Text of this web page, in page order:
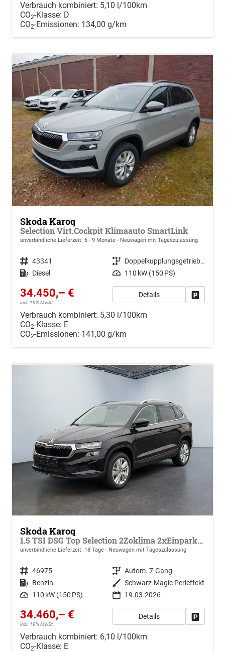
Verbrauch kombiniert: 5,10 l/100km
CO2-Klasse: D
CO2-Emissionen: 134,00 g/km
Skoda Karoq
Selection Virt.Cockpit Klimaauto SmartLink
unverbindliche Lieferzeit: 6 - 9 Monate Neuwagen mit Tageszulassung
Fahrzeugnr. 43341 Getriebe
Doppelkupplungsgetriebe (DSG)
Kraftstoff Diesel Leistung 110 kW (150 PS)
34.450,– €
incl. 19% MwSt.
Details
Verbrauch kombiniert: 5,30 l/100km
CO2-Klasse: E
CO2-Emissionen: 141,00 g/km
Skoda Karoq
1.5 TSI DSG Top Selection 2Zoklima 2xEinparkhilfe AHK Kamera Sitzheizung beheiztes Lenkrad
unverbindliche Lieferzeit: 18 Tage Neuwagen mit Tageszulassung
Fahrzeugnr. 46975 Getriebe Autom. 7-Gang
Kraftstoff Benzin Außenfarbe Schwarz-Magic Perleffekt
Leistung 110 kW (150 PS) 19.03.2026
34.460,– €
incl. 19% MwSt.
Details
Verbrauch kombiniert: 6,10 l/100km
CO2-Klasse: E